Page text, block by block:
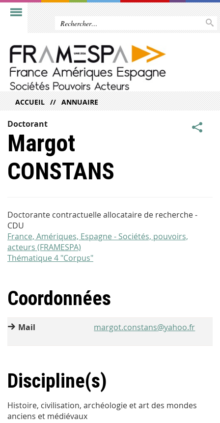
ACCUEIL ANNUAIRE
Doctorant
Margot
CONSTANS
Doctorante contractuelle allocataire de recherche -
CDU
France, Amériques, Espagne - Sociétés, pouvoirs,
acteurs (FRAMESPA)
Thématique 4 "Corpus"
Coordonnées
Mail margot.constans@yahoo.fr
Discipline(s)
Histoire, civilisation, archéologie et art des mondes
anciens et médiévaux